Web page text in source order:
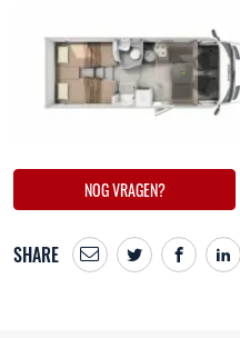
NOG VRAGEN?
SHARE